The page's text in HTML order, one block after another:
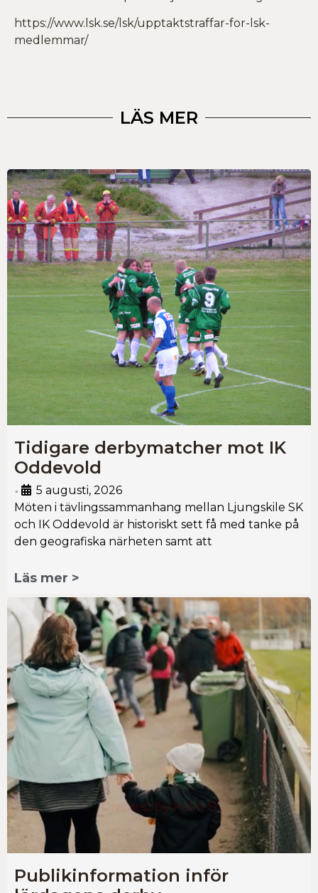
https://www.lsk.se/lsk/upptaktstraffar-for-lsk-
medlemmar/
LÄS MER
Tidigare derbymatcher mot IK
Oddevold
•
5 augusti, 2026
Möten i tävlingssammanhang mellan Ljungskile SK
och IK Oddevold är historiskt sett få med tanke på
den geografiska närheten samt att
Läs mer >
Publikinformation inför